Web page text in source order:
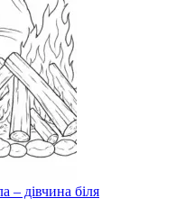
– дівчина біля